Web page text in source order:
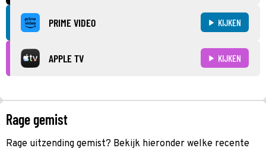
PRIME VIDEO KIJKEN
APPLE TV KIJKEN
Rage gemist
Rage uitzending gemist? Bekijk hieronder welke recente